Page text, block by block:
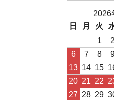
2026
日
月 火
1
2
6
7 8
13 14 15
20 21 22
27 28 29